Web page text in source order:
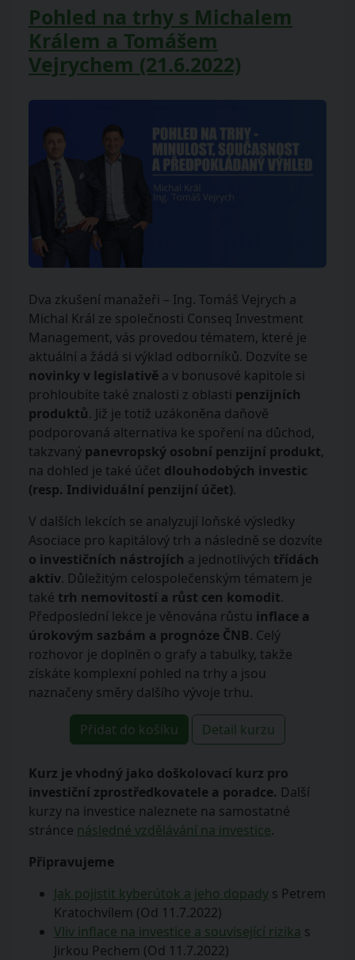
Pohled na trhy s Michalem
Králem a Tomášem
Vejrychem (21.6.2022)
Dva zkušení manažeři – Ing. Tomáš Vejrych a
Michal Král ze společnosti Conseq Investment
Management, vás provedou tématem, které je
aktuální a žádá si výklad odborníků. Dozvíte se
novinky v legislativě a v bonusové kapitole si
prohloubíte také znalosti z oblasti penzijních
produktů. Již je totiž uzákoněna daňově
podporovaná alternativa ke spoření na důchod,
takzvaný panevropský osobní penzijní produkt,
na dohled je také účet dlouhodobých investic
(resp. Individuální penzijní účet).
V dalších lekcích se analyzují loňské výsledky
Asociace pro kapitálový trh a následně se dozvíte
o investičních nástrojích a jednotlivých třídách
aktiv. Důležitým celospolečenským tématem je
také trh nemovitostí a růst cen komodit.
Předposlední lekce je věnována růstu inflace a
úrokovým sazbám a prognóze ČNB. Celý
rozhovor je doplněn o grafy a tabulky, takže
získáte komplexní pohled na trhy a jsou
naznačeny směry dalšího vývoje trhu.
Přidat do košíku Detail kurzu
Kurz je vhodný jako doškolovací kurz pro
investiční zprostředkovatele a poradce. Další
kurzy na investice naleznete na samostatné
stránce následné vzdělávání na investice.
Připravujeme
Jak pojistit kyberútok a jeho dopady s Petrem
Kratochvílem (Od 11.7.2022)
Vliv inflace na investice a související rizika s
Jirkou Pechem (Od 11.7.2022)